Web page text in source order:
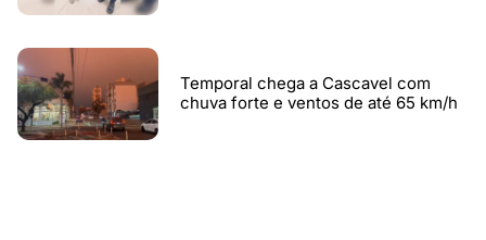
Temporal chega a Cascavel com
chuva forte e ventos de até 65 km/h